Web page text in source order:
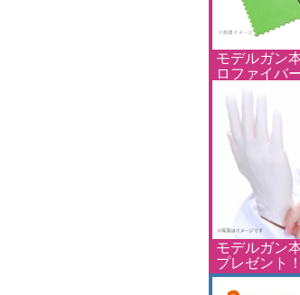
モデルガン
ロファイバ
モデルガン
プレゼント！